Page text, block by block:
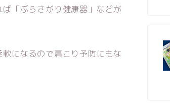
「ぶらさがり健康器」などが
になるので肩こり予防にもな